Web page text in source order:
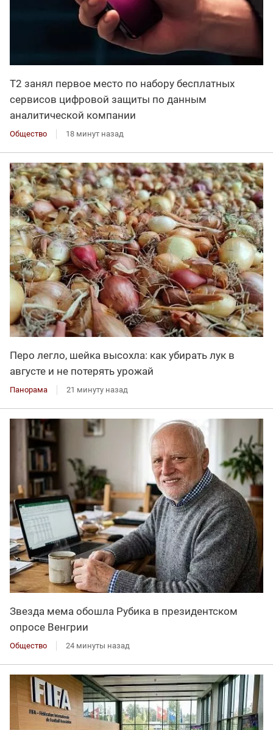
Т2 занял первое место по набору бесплатных
сервисов цифровой защиты по данным
аналитической компании
Общество 18 минут назад
Перо легло, шейка высохла: как убирать лук в
августе и не потерять урожай
Панорама 21 минуту назад
Звезда мема обошла Рубика в президентском
опросе Венгрии
Общество 24 минуты назад